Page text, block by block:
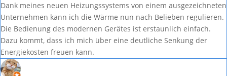
Dank meines neuen Heizungssystems von einem ausgezeichneten
Unternehmen kann ich die Wärme nun nach Belieben regulieren.
Die Bedienung des modernen Gerätes ist erstaunlich einfach.
Dazu kommt, dass ich mich über eine deutliche Senkung der
Energiekosten freuen kann.